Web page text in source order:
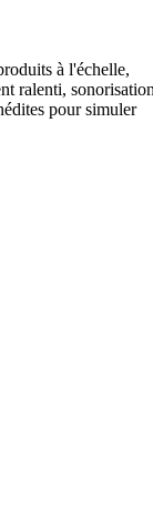
à l'échelle,
ralenti,
pour simuler